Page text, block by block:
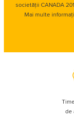
societății CANADA
Mai multe
de